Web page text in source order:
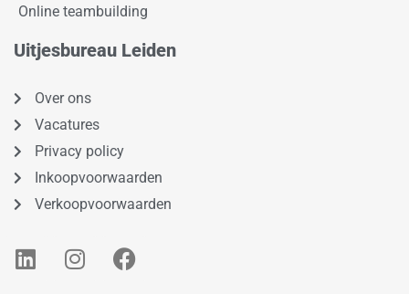
Online teambuilding
Uitjesbureau Leiden
Over ons
Vacatures
Privacy policy
Inkoopvoorwaarden
Verkoopvoorwaarden
L
i
I
n
F
a